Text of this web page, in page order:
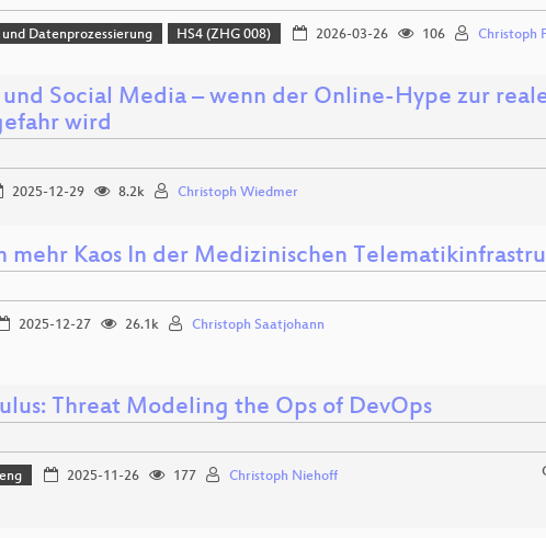
Datenprozessierung HS4 (ZHG 008) 2026-03-26 106 Christoph
Social Media – wenn der Online-Hype zur
wird
2025-12-29 8.2k Christoph Wiedmer
mehr Kaos In der Medizinischen
2025-12-27 26.1k Christoph Saatjohann
Threat Modeling the Ops of DevOps
2025-11-26 177 Christoph Niehoff